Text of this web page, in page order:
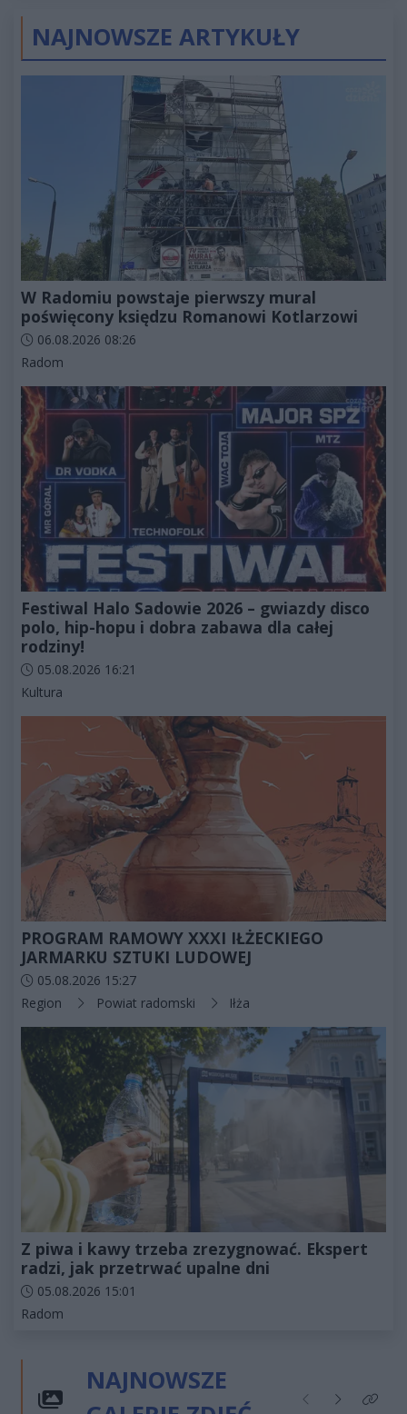
NAJNOWSZE ARTYKUŁY
W Radomiu powstaje pierwszy mural
poświęcony księdzu Romanowi Kotlarzowi
Data dodania artykułu:
06.08.2026 08:26
Kategorie artykułu:
Radom
Festiwal Halo Sadowie 2026 – gwiazdy disco
polo, hip-hopu i dobra zabawa dla całej
rodziny!
Data dodania artykułu:
05.08.2026 16:21
Kategorie artykułu:
Kultura
PROGRAM RAMOWY XXXI IŁŻECKIEGO
JARMARKU SZTUKI LUDOWEJ
Data dodania artykułu:
05.08.2026 15:27
Kategorie artykułu:
Region Powiat radomski Iłża
Z piwa i kawy trzeba zrezygnować. Ekspert
radzi, jak przetrwać upalne dni
Data dodania artykułu:
05.08.2026 15:01
Kategorie artykułu:
Radom
NAJNOWSZE
Poprzednie
NastępneKliknij